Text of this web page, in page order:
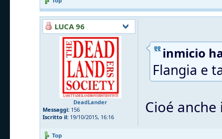
LUCA 96
DeadLander
Messaggi: 156
Iscritto il: 19/10/2015, 16:16
inmicio
Flangia e
Cioé
Top